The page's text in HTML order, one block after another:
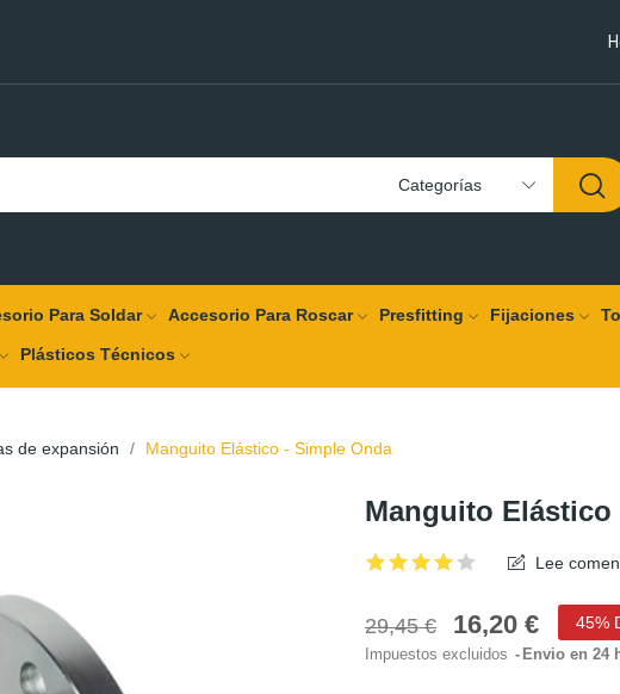
Categorías
Para Soldar Accesorio Para Roscar Presfitting Fijaciones
Plásticos Técnicos
de expansión Manguito Elástico - Simple Onda
Manguito Elástico
Lee
29,45 € 16,20 € 45%
Impuestos excluidos Envio en 24